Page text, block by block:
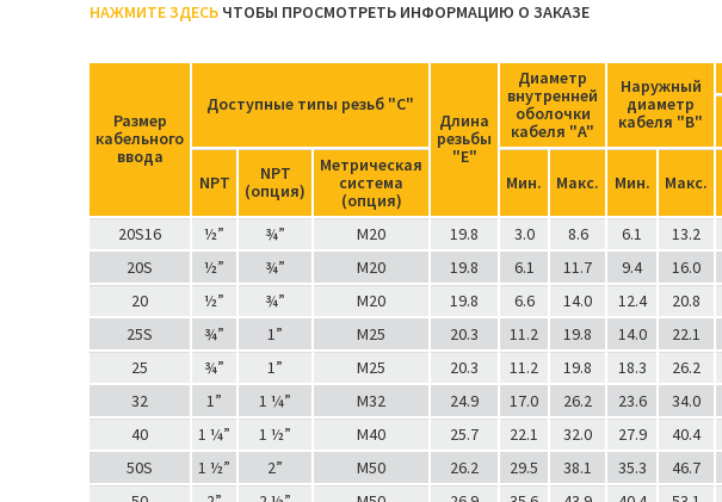
НАЖМИТЕ ЗДЕСЬ ЧТОБЫ ПРОСМОТРЕТЬ ИНФОРМАЦИЮ О ЗАКАЗЕ
Размер
кабельного
ввода
Доступные типы резьб "C"
Длина
резьбы
"Е"
Диаметр
внутренней
оболочки
кабеля "A"
Наружный
диаметр
кабеля "В"
NPT
NPT
(опция)
Метрическая
система
(опция)
Мин. Макс. Мин. Макс.
20S16
½” ¾” M20 19.8 3.0 8.6 6.1 13.2
20S
½” ¾” M20 19.8 6.1 11.7 9.4 16.0
20
½” ¾” M20 19.8 6.6 14.0 12.4 20.8
25S
¾” 1” M25 20.3 11.2 19.8 14.0 22.1
25
¾” 1” M25 20.3 11.2 19.8 18.3 26.2
32
1” 1 ¼” M32 24.9 17.0 26.2 23.6 34.0
40
1 ¼” 1 ½” M40 25.7 22.1 32.0 27.9 40.4
50S
1 ½” 2” M50 26.2 29.5 38.1 35.3 46.7